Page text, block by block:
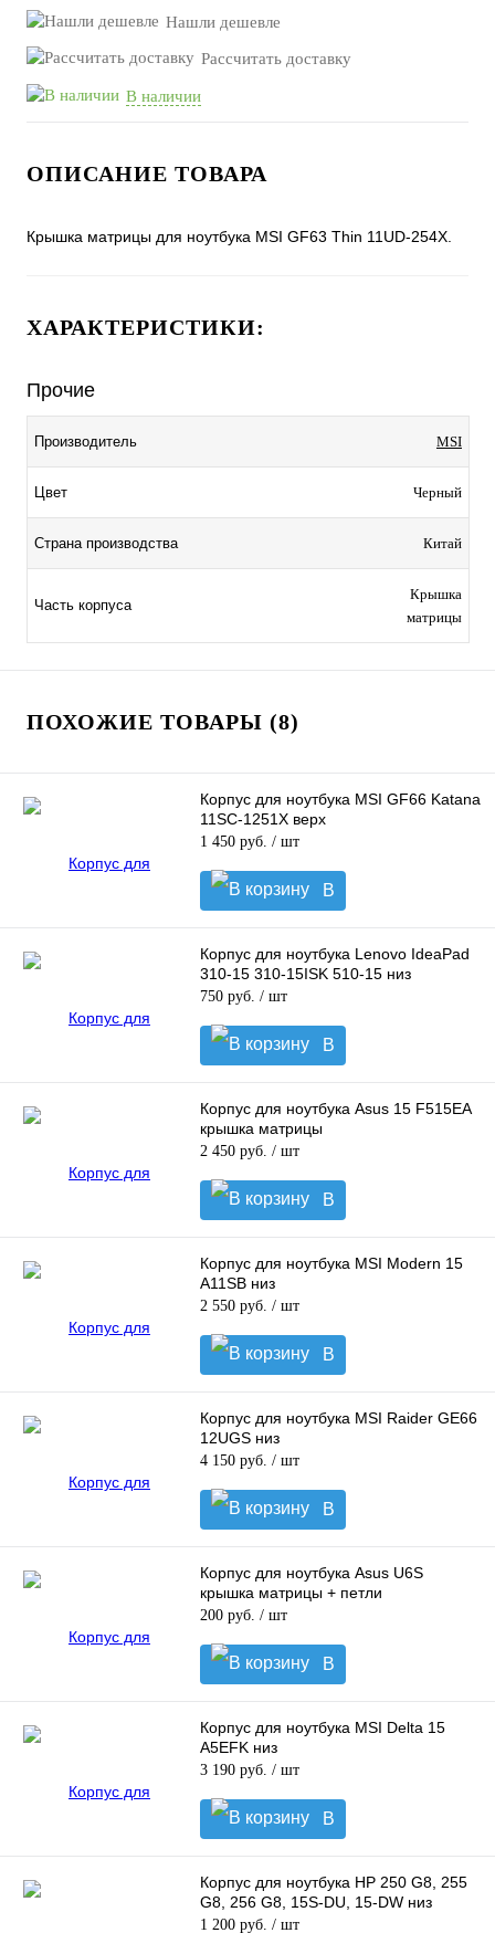
Нашли дешевле
Рассчитать доставку
В наличии
ОПИСАНИЕ ТОВАРА
Крышка матрицы для ноутбука MSI GF63 Thin 11UD-254X.
ХАРАКТЕРИСТИКИ:
Прочие
Производитель MSI
Цвет Черный
Страна производства Китай
Часть корпуса
Крышка
матрицы
ПОХОЖИЕ ТОВАРЫ (8)
Корпус для ноутбука MSI GF66 Katana
11SC-1251X верх
1 450 руб. / шт
В
корзину
Корпус для ноутбука Lenovo IdeaPad
310-15 310-15ISK 510-15 низ
750 руб. / шт
В
корзину
Корпус для ноутбука Asus 15 F515EA
крышка матрицы
2 450 руб. / шт
В
корзину
Корпус для ноутбука MSI Modern 15
A11SB низ
2 550 руб. / шт
В
корзину
Корпус для ноутбука MSI Raider GE66
12UGS низ
4 150 руб. / шт
В
корзину
Корпус для ноутбука Asus U6S
крышка матрицы + петли
200 руб. / шт
В
корзину
Корпус для ноутбука MSI Delta 15
A5EFK низ
3 190 руб. / шт
В
корзину
Корпус для ноутбука HP 250 G8, 255
G8, 256 G8, 15S-DU, 15-DW низ
1 200 руб. / шт